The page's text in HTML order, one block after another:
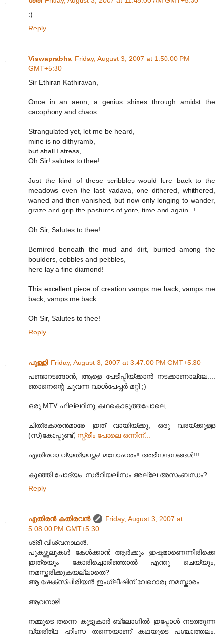
:)
Reply
Viswaprabha Friday, August 3, 2007 at 1:50:00 PM
GMT+5:30
Sir Ethiran Kathiravan,
Once in an aeon, a genius shines through amidst the
cacophony and chaos.
Strangulated yet, let me be heard,
mine is no dithyramb,
but shall I stress,
Oh Sir! salutes to thee!
Just the kind of these scribbles would lure back to the
meadows even the last yadava, one dithered, whithered,
waned and then vanished, but now only longing to wander,
graze and grip the pastures of yore, time and again...!
Oh Sir, Salutes to thee!
Bemired beneath the mud and dirt, burried among the
boulders, cobbles and pebbles,
here lay a fine diamond!
This excellent piece of creation vamps me back, vamps me
back, vamps me back....
Oh Sir, Salutes to thee!
Reply
പുള്ളി Friday, August 3, 2007 at 3:47:00 PM GMT+5:30
പണ്ടാറടങ്ങാന്‍, ആളെ പേടിപ്പിയ്ക്കാന്‍ നടക്കാണാല്ലേ....
ഞാനെന്റെ ചുവന്ന വാള്‍പേപ്പര്‍ മറ്റി ;)
ഒരു MTV ഫില്ലറിനു കഥകൊടുത്തപോലെ,
ചിത്രകാരന്‍മാരേ ഇത് വായിയ്ക്കൂ, ഒരു വരയ്ക്കുള്ള
(സ്)കോപ്പുണ്ട്, സ്ക്രീം പോലെ ഒന്നിന്...
എതിരവാ വ്യത്യസ്തം! മനോഹരം!! അഭിനന്ദനങ്ങള്‍!!!
കുഞ്ഞി ചോദ്യം: സര്‍റിയലിസം അല്ലേ അസംബന്ധം?
Reply
എതിരന്‍ കതിരവന്‍
Friday, August 3, 2007 at
5:08:00 PM GMT+5:30
ശ്രീ വിശ്വനാഥന്‍:
പുകഴ്ത്തലുകള്‍ കേള്‍ക്കാന്‍ ആര്‍ക്കും ഇഷ്ടമാണെന്നിരിക്കെ
ഇത്രയും കോരിച്ചൊരിഞ്ഞാല്‍ എന്തു ചെയ്യും,
നമസ്കരിക്കുകയല്ലാതെ?
ആ ഷേക്സ്പീരിയന്‍ ഇംഗ്ലീഷിന് വേറൊരു നമസ്കാരം.
ആവനാഴീ:
നമ്മുടെ തന്നെ കൂട്ടുകാര്‍ ബ്ലോഗില്‍ ഇപ്പോള്‍ നടത്തുന്ന
വ്യര്ത്‍ഥ ഹിംസ തന്നെയാണ് കഥയുടെ പശ്ചാത്തലം.